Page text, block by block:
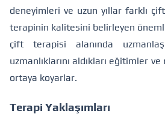
deneyimleri ve uzun yıllar farklı
terapinin kalitesini belirleyen
çift terapisi alanında
uzmanlıklarını aldıkları eğitimler ve
ortaya koyarlar.
Terapi Yaklaşımları